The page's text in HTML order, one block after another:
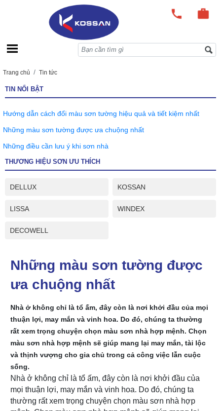
Trang chủ Tin tức
TIN NỔI BẬT
Hướng dẫn cách đổi màu sơn tường hiệu quả và tiết kiệm nhất
Những màu sơn tường được ưa chuộng nhất
Những điều cần lưu ý khi sơn nhà
THƯƠNG HIỆU SƠN ƯU THÍCH
DELLUX KOSSAN
LISSA WINDEX
DECOWELL
Những màu sơn tường được
ưa chuộng nhất
Nhà ở không chỉ là tổ ấm, đây còn là nơi khởi đầu của mọi
thuận lợi, may mắn và vinh hoa. Do đó, chúng ta thường
rất xem trọng chuyện chọn màu sơn nhà hợp mệnh. Chọn
màu sơn nhà hợp mệnh sẽ giúp mang lại may mắn, tài lộc
và thịnh vượng cho gia chủ trong cả công việc lẫn cuộc
sống.
Nhà ở không chỉ là tổ ấm, đây còn là nơi khởi đầu của
mọi thuận lợi, may mắn và vinh hoa. Do đó, chúng ta
thường rất xem trọng chuyện chọn màu sơn nhà hợp